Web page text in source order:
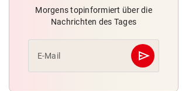
Morgens topinformiert über die
Nachrichten des Tages
E-Mail send
Abschicken